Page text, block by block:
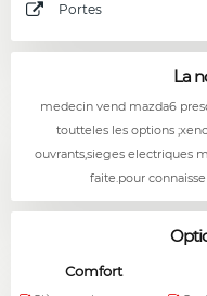
Portes
La
medecin vend mazda6
toutteles les options
ouvrants,sieges electriques
faite.pour
Comfort